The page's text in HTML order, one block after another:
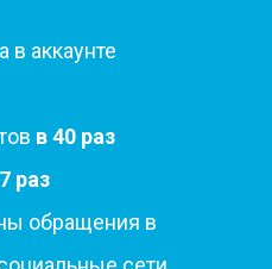
в аккаунте
в 40 раз
раз
обращения в